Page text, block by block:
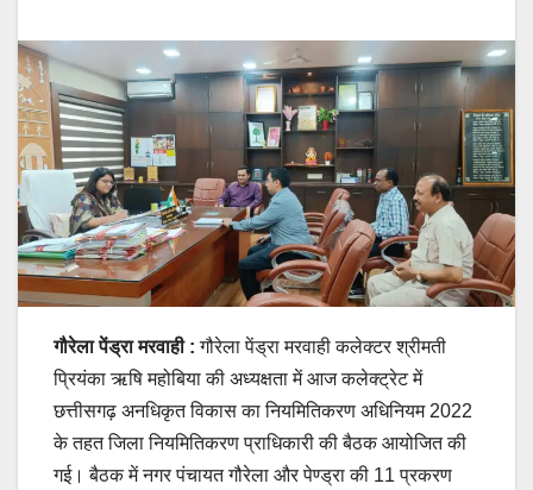
गौरेला पेंड्रा मरवाही :गौरेला पेंड्रा मरवाही कलेक्टर श्रीमती
प्रियंका ऋषि महोबिया की अध्यक्षता में आज कलेक्ट्रेट में
छत्तीसगढ़ अनधिकृत विकास का नियमितिकरण अधिनियम 2022
के तहत जिला नियमितिकरण प्राधिकारी की बैठक आयोजित की
गई। बैठक में नगर पंचायत गौरेला और पेण्ड्रा की 11 प्रकरण